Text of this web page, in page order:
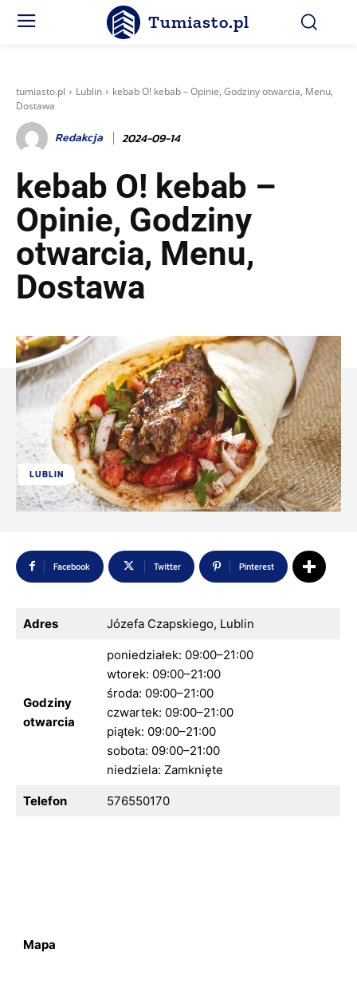
Tumiasto.pl
tumiasto.pl Lublin
kebab O! kebab – Opinie, Godziny otwarcia, Menu,
Dostawa
Redakcja 2024-09-14
kebab O! kebab –
Opinie, Godziny
otwarcia, Menu,
Dostawa
LUBLIN
Facebook Twitter Pinterest
Adres Józefa Czapskiego, Lublin
Godziny
otwarcia
poniedziałek: 09:00–21:00
wtorek: 09:00–21:00
środa: 09:00–21:00
czwartek: 09:00–21:00
piątek: 09:00–21:00
sobota: 09:00–21:00
niedziela: Zamknięte
Telefon 576550170
Mapa